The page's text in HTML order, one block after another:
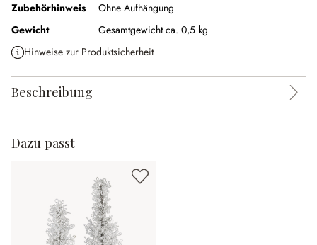
Zubehörhinweis
Ohne Aufhängung
Gewicht
Gesamtgewicht ca. 0,5 kg
Hinweise zur Produktsicherheit
Beschreibung
Dazu passt